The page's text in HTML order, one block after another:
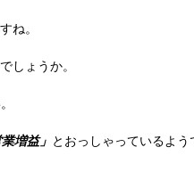
ね。
しょうか。
増益」 とおっしゃっているよう